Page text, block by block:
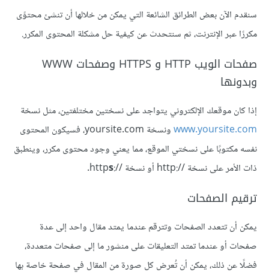
سنقدم الآن بعض الطرائق الشائعة التي يمكن من خلالها أن تنشئ محتوًى
مكررًا عبر الإنترنت، ثم سنتحدث عن كيفية حل مشكلة المحتوى المكرر.
صفحات الويب HTTP و HTTPS وصفحات WWW
وبدونها
إذا كان موقعك الإلكتروني يتواجد على نسختين مختلفتين، مثل نسخة
www.yoursite.com
ونسخة yoursite.com، فسيكون المحتوى
نفسه مكتوبًا على نسختي الموقع، مما يعني وجود محتوى مكرر، وينطبق
ذات الأمر على نسخة http://‎ أو نسخة http
s://‎.
ترقيم الصفحات
يمكن أن تتعدد الصفحات وتترقم عندما يمتد مقال واحد إلى عدة
صفحات أو عندما تمتد التعليقات على منشور ما إلى صفحات متعددة،
فضلًا عن ذلك، يمكن أن تُعرض كل صورة من المقال في صفحة خاصة بها